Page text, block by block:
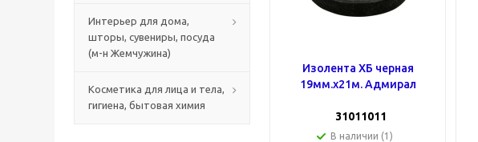
Интерьер для дома,
шторы, сувениры, посуда
(м-н Жемчужина)
Косметика для лица и тела,
гигиена, бытовая химия
Изолента ХБ черная
19мм.х21м. Адмирал
31011011
В наличии (1)